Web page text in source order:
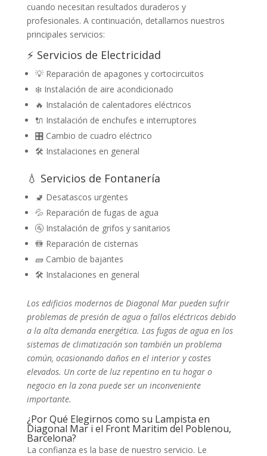
cuando necesitan resultados duraderos y
profesionales. A continuación, detallamos nuestros
principales servicios:
⚡ Servicios de Electricidad
💡 Reparación de apagones y cortocircuitos
❄️ Instalación de aire acondicionado
🔥 Instalación de calentadores eléctricos
🔌 Instalación de enchufes e interruptores
🎛️ Cambio de cuadro eléctrico
🛠️ Instalaciones en general
💧 Servicios de Fontanería
🚽 Desatascos urgentes
💦 Reparación de fugas de agua
🚰 Instalación de grifos y sanitarios
🚻 Reparación de cisternas
🧱 Cambio de bajantes
🛠️ Instalaciones en general
Los edificios modernos de Diagonal Mar pueden sufrir
problemas de presión de agua o fallos eléctricos debido
a la alta demanda energética. Las fugas de agua en los
sistemas de climatización son también un problema
común, ocasionando daños en el interior y costes
elevados. Un corte de luz repentino en tu hogar o
negocio en la zona puede ser un inconveniente
importante.
¿Por Qué Elegirnos como su Lampista en
Diagonal Mar i el Front Maritim del Poblenou,
Barcelona?
La confianza es la base de nuestro servicio. Le